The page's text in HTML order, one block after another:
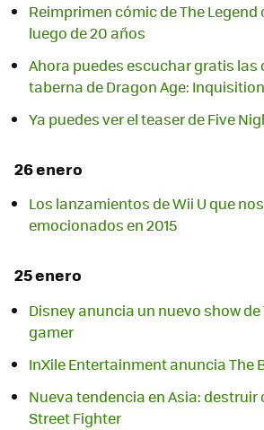
Reimprimen cómic de The Legend
luego de 20 años
Ahora puedes escuchar gratis las
taberna de Dragon Age: Inquisition
Ya puedes ver el teaser de Five
26 enero
Los lanzamientos de Wii U que
emocionados en 2015
25 enero
Disney anuncia un nuevo show de
gamer
InXile Entertainment anuncia The
Nueva tendencia en Asia: destruir
Street Fighter